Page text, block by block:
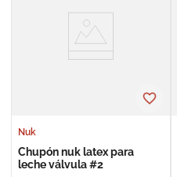
Nuk
Chupón nuk latex para
leche válvula #2